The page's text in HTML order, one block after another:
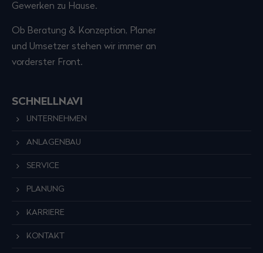
Gewerken zu Hause.
Ob Beratung & Konzeption, Planer
und Umsetzer stehen wir immer an
vorderster Front.
SCHNELLNAVI
UNTERNEHMEN
ANLAGENBAU
SERVICE
PLANUNG
KARRIERE
KONTAKT